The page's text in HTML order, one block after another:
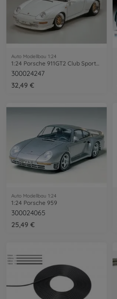
Auto Modellbau 1:24
1:24 Porsche 911GT2 Club Sport/Strassenv
300024247
32,49 €
Auto Modellbau 1:24
1:24 Porsche 959
300024065
25,49 €